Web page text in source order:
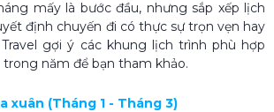
mấy là bước đầu, nhưng sắp xếp lịch
định chuyến đi có thực sự trọn vẹn hay
gợi ý các khung lịch trình phù hợp
năm để bạn tham khảo.
xuân (Tháng 1 - Tháng 3)